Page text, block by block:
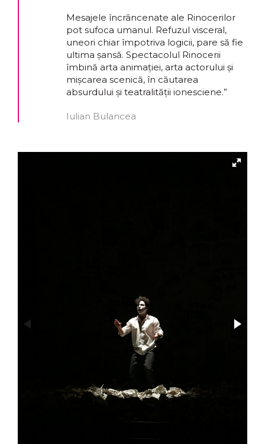
Mesajele încrâncenate ale Rinocerilor
pot sufoca umanul. Refuzul visceral,
uneori chiar împotriva logicii, pare să fie
ultima șansă. Spectacolul Rinocerii
îmbină arta animației, arta actorului și
mișcarea scenică, în căutarea
absurdului și teatralității ionesciene.”
Iulian Bulancea